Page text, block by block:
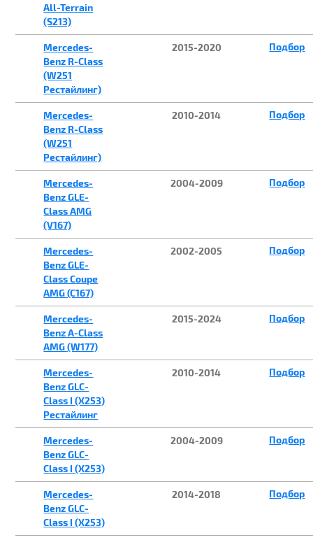
All-Terrain
(S213)
Mercedes-
Benz R-Class
(W251
Рестайлинг)
2015-2020 Подбор
Mercedes-
Benz R-Class
(W251
Рестайлинг)
2010-2014 Подбор
Mercedes-
Benz GLE-
Class AMG
(V167)
2004-2009 Подбор
Mercedes-
Benz GLE-
Class Coupe
AMG (C167)
2002-2005 Подбор
Mercedes-
Benz A-Class
AMG (W177)
2015-2024 Подбор
Mercedes-
Benz GLC-
Class I (X253)
Рестайлинг
2010-2014 Подбор
Mercedes-
Benz GLC-
Class I (X253)
2004-2009 Подбор
Mercedes-
Benz GLC-
Class I (X253)
2014-2018 Подбор